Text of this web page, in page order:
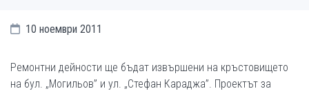
10 ноември 2011
Ремонтни дейности ще бъдат извършени на кръстовището
на бул. „Могильов” и ул. „Стефан Караджа”. Проектът за